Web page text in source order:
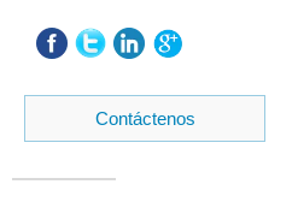
Contáctenos